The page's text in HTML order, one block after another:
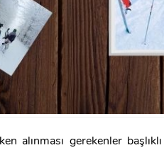
alınması gerekenler